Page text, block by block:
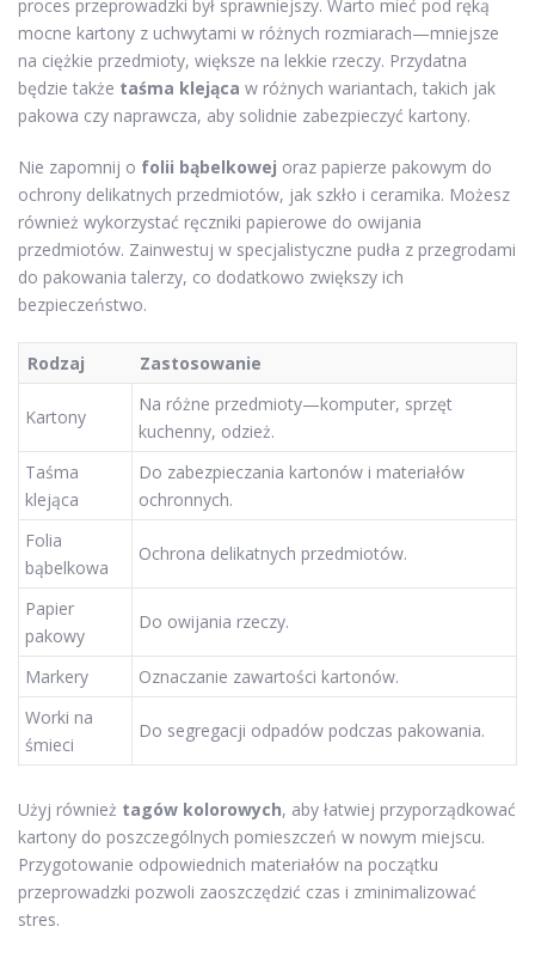
proces przeprowadzki był sprawniejszy. Warto mieć pod ręką
mocne kartony z uchwytami w różnych rozmiarach—mniejsze
na ciężkie przedmioty, większe na lekkie rzeczy. Przydatna
będzie także taśma klejąca w różnych wariantach, takich jak
pakowa czy naprawcza, aby solidnie zabezpieczyć kartony.
Nie zapomnij o folii bąbelkowej oraz papierze pakowym do
ochrony delikatnych przedmiotów, jak szkło i ceramika. Możesz
również wykorzystać ręczniki papierowe do owijania
przedmiotów. Zainwestuj w specjalistyczne pudła z przegrodami
do pakowania talerzy, co dodatkowo zwiększy ich
bezpieczeństwo.
Rodzaj Zastosowanie
Kartony
Na różne przedmioty—komputer, sprzęt
kuchenny, odzież.
Taśma
klejąca
Do zabezpieczania kartonów i materiałów
ochronnych.
Folia
bąbelkowa
Ochrona delikatnych przedmiotów.
Papier
pakowy
Do owijania rzeczy.
Markery
Oznaczanie zawartości kartonów.
Worki na
śmieci
Do segregacji odpadów podczas pakowania.
Użyj również tagów kolorowych, aby łatwiej przyporządkować
kartony do poszczególnych pomieszczeń w nowym miejscu.
Przygotowanie odpowiednich materiałów na początku
przeprowadzki pozwoli zaoszczędzić czas i zminimalizować
stres.